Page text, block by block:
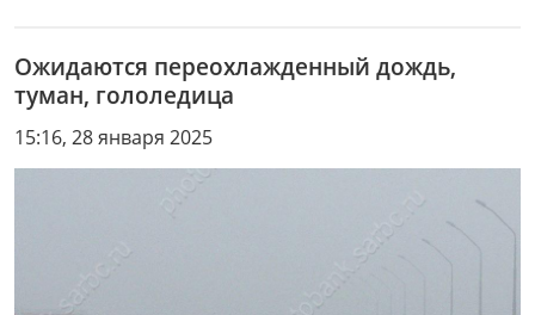
Ожидаются переохлажденный дождь,
туман, гололедица
15:16, 28 января 2025